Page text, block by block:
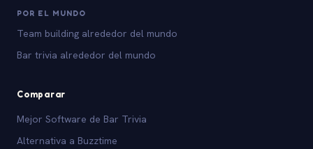
POR EL MUNDO
Team building alrededor del mundo
Bar trivia alrededor del mundo
Comparar
Mejor Software de Bar Trivia
Alternativa a Buzztime